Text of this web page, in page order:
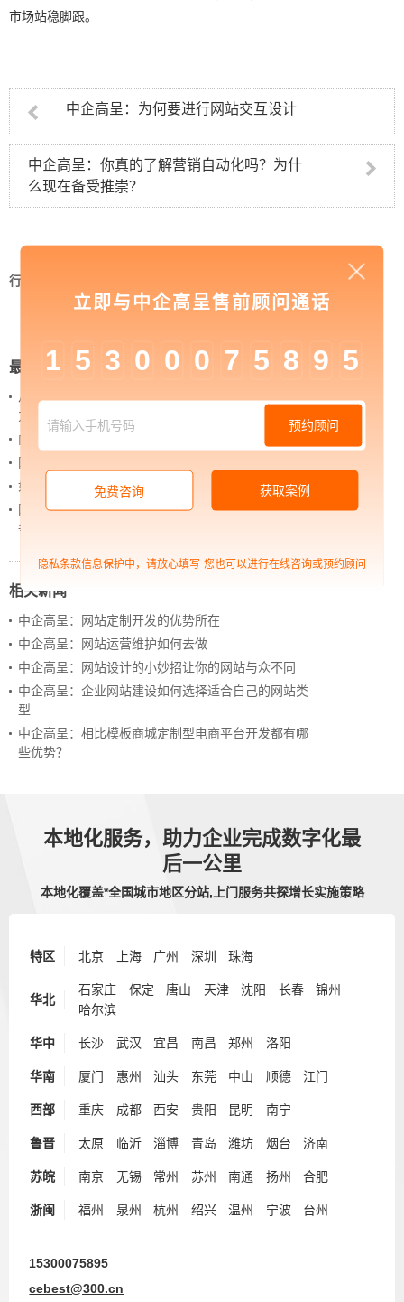
市场站稳脚跟。
中企高呈：为何要进行网站交互设计
中企高呈：你真的了解营销自动化吗？为什
么现在备受推崇？
行业资讯
企业有哪些作用呢？
最新新闻
从 “黑神话：悟空” 的成功，看企业网站如何撬动品牌
力量
内容管理：媒体资讯网站搭建的隐藏大BOSS
网站进化的终极形态，你了解吗？
如何借助设计服务打造超级品牌？
网站上线后，如何做好运营工作，让网站持续具备竞
争力？
相关新闻
中企高呈：网站定制开发的优势所在
中企高呈：网站运营维护如何去做
中企高呈：网站设计的小妙招让你的网站与众不同
中企高呈：企业网站建设如何选择适合自己的网站类
型
中企高呈：相比模板商城定制型电商平台开发都有哪
些优势？
本地化服务，助力企业完成数字化最
后一公里
本地化覆盖*全国城市地区分站,上门服务共探增长实施策略
特区 北京 上海 广州 深圳 珠海
华北
石家庄 保定 唐山 天津 沈阳 长春
锦州
哈尔滨
华中 长沙 武汉 宜昌 南昌 郑州 洛阳
华南 厦门 惠州 汕头 东莞 中山 顺德 江门
西部 重庆 成都 西安 贵阳 昆明 南宁
鲁晋 太原 临沂 淄博 青岛 潍坊 烟台 济南
苏皖 南京 无锡 常州 苏州 南通 扬州 合肥
浙闽 福州 泉州 杭州 绍兴 温州 宁波 台州
15300075895
cebest@300.cn
立即与中企高呈售前顾问通话
1 5 3 0 0 0 7 5 8 9 5
预约顾问
免费咨询 获取案例
隐私条款信息保护中，请放心填写 您也可以进行在线咨询或预约顾问